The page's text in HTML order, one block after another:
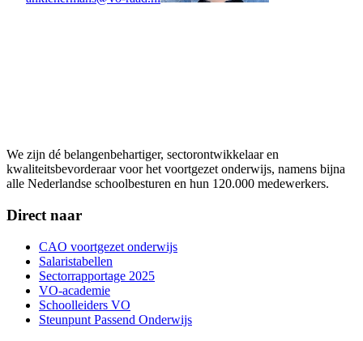
We zijn dé belangenbehartiger, sectorontwikkelaar en
kwaliteitsbevorderaar voor het voortgezet onderwijs, namens bijna
alle Nederlandse schoolbesturen en hun 120.000 medewerkers.
Direct naar
CAO voortgezet onderwijs
Salaristabellen
Sectorrapportage 2025
VO-academie
Schoolleiders VO
Steunpunt Passend Onderwijs